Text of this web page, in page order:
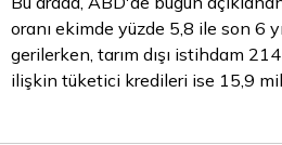
oranı ekimde yüzde 5,8 ile son 6
gerilerken, tarım dışı istihdam
ilişkin tüketici kredileri ise 15,9